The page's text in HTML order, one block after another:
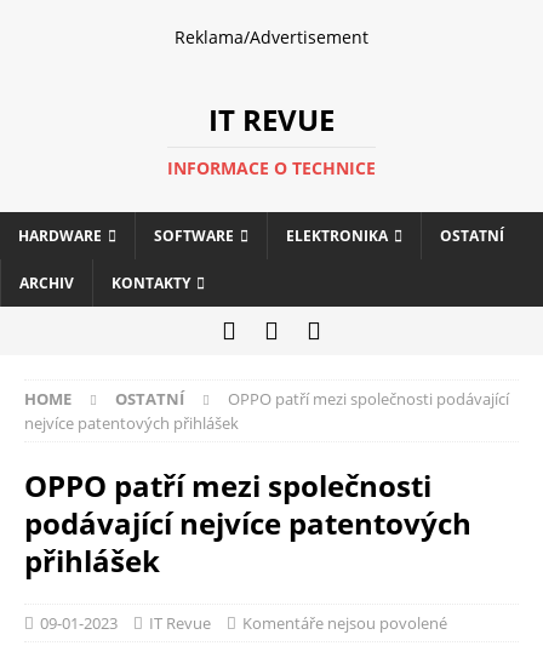
Reklama/Advertisement
IT REVUE
INFORMACE O TECHNICE
HARDWARE SOFTWARE ELEKTRONIKA OSTATNÍ
ARCHIV KONTAKTY
HOME OSTATNÍ
OPPO patří mezi společnosti podávající
nejvíce patentových přihlášek
OPPO patří mezi společnosti
podávající nejvíce patentových
přihlášek
09-01-2023 IT Revue Komentáře nejsou povolené